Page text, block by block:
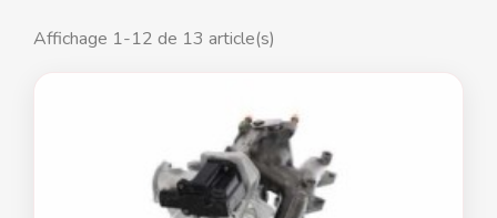
Affichage 1-12 de 13 article(s)